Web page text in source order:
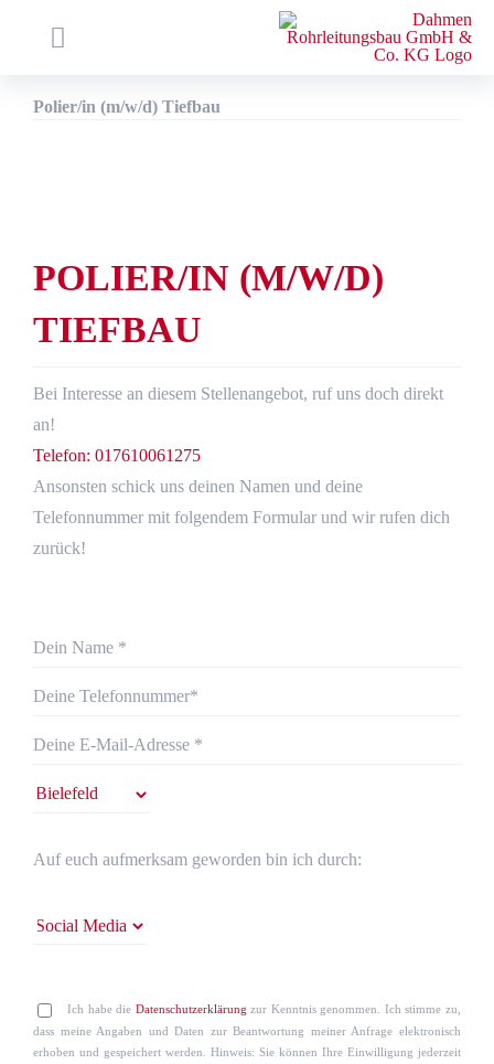
Toggle
Netzservice
Aktuelles
SUCHE
NACH:
Polier/in (m/w/d) Tiefbau
POLIER/IN (M/W/D)
TIEFBAU
Bei Interesse an diesem Stellenangebot, ruf uns doch direkt
an!
Telefon: 017610061275
Ansonsten schick uns deinen Namen und deine
Telefonnummer mit folgendem Formular und wir rufen dich
zurück!
Auf euch aufmerksam geworden bin ich durch:
Ich habe die Datenschutzerklärung zur Kenntnis genommen. Ich stimme zu,
dass meine Angaben und Daten zur Beantwortung meiner Anfrage elektronisch
erhoben und gespeichert werden. Hinweis: Sie können Ihre Einwilligung jederzeit